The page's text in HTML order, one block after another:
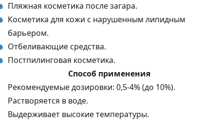
Пляжная косметика после загара.
Косметика для кожи с нарушенным липидным
барьером.
Отбеливающие средства.
Постпилинговая косметика.
Способ применения
Рекомендуемые дозировки: 0,5-4% (до 10%).
Растворяется в воде.
Выдерживает высокие температуры.